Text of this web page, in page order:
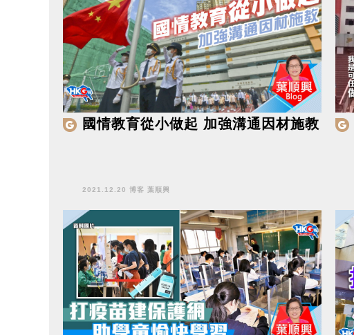
國情教育從小做起 加強溝通因材施教
2021.12.20 博客 葉順興